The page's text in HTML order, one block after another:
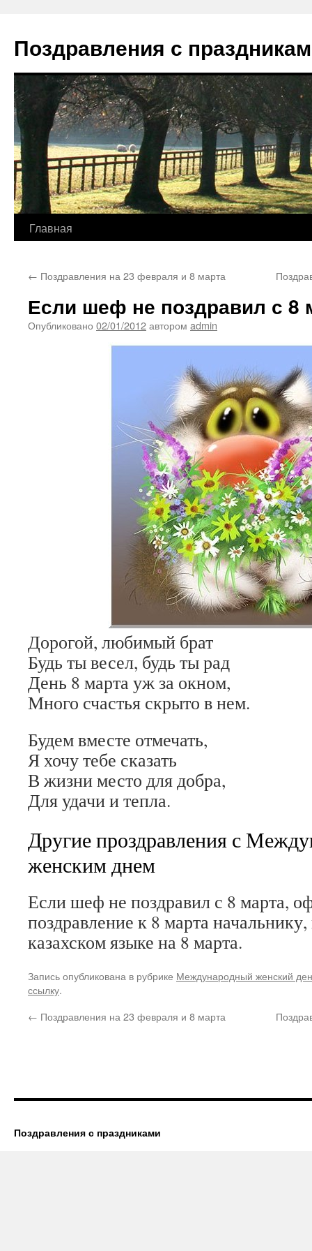
содержимому
Поздравления с
Главная
← Поздравления на 23 февраля и 8 марта
Если шеф не поздравил с 8
Опубликовано 02/01/2012автором admin
Дорогой, любимый брат
Будь ты весел, будь ты рад
День 8 марта уж за окном,
Много счастья скрыто в нем.
Будем вместе отмечать,
Я хочу тебе сказать
В жизни место для добра,
Для удачи и тепла.
Другие проздравления с
женским днем
Если шеф не поздравил с 8 марта,
поздравление к 8 марта
казахском языке на 8 марта.
Запись опубликована в рубрике Международный женский
ссылку.
← Поздравления на 23 февраля и 8 марта
Поздравления с праздниками